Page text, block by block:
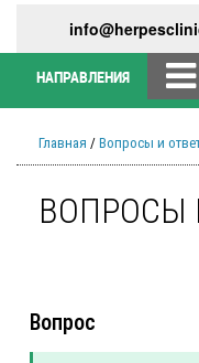
НАПРАВЛЕНИЯ
Главная / Вопросы и
ВОПРОСЫ
Вопрос